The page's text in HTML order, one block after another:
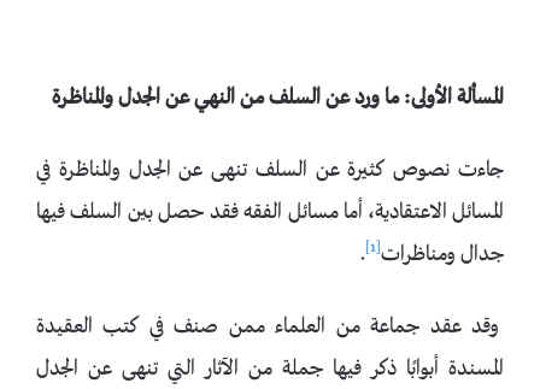
المسألة الأولى: ما ورد عن السلف من النهي عن الجدل والمناظرة
جاءت نصوص كثيرة عن السلف تنهى عن الجدل والمناظرة في
المسائل الاعتقادية، أما مسائل الفقه فقد حصل بين السلف فيها
جدال ومناظرات[1]
.
وقد عقد جماعة من العلماء ممن صنف في كتب العقيدة
المسندة أبوابًا ذكر فيها جملة من الآثار التي تنهى عن الجدل